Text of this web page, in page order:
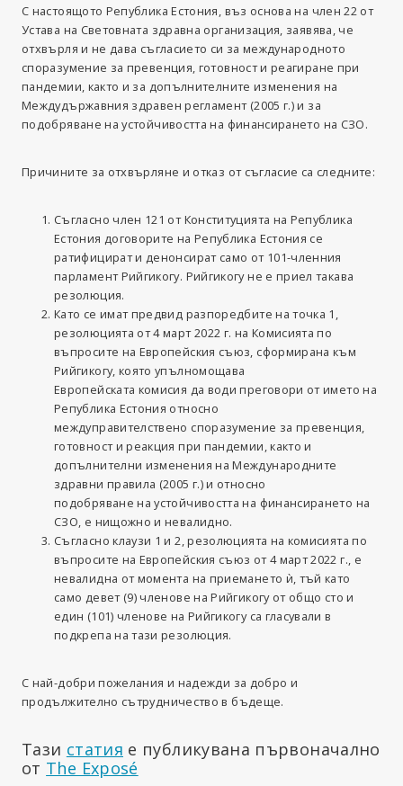
С настоящото Република Естония, въз основа на член 22 от
Устава на Световната здравна организация, заявява, че
отхвърля и не дава съгласието си за международното
споразумение за превенция, готовност и реагиране при
пандемии, както и за допълнителните изменения на
Междудържавния здравен регламент (2005 г.) и за
подобряване на устойчивостта на финансирането на СЗО.
Причините за отхвърляне и отказ от съгласие са следните:
Съгласно член 121 от Конституцията на Република
Естония договорите на Република Естония се
ратифицират и денонсират само от 101-членния
парламент Рийгикогу. Рийгикогу не е приел такава
резолюция.
Като се имат предвид разпоредбите на точка 1,
резолюцията от 4 март 2022 г. на Комисията по
въпросите на Европейския съюз, сформирана към
Рийгикогу, която упълномощава
Европейската комисия да води преговори от името на
Република Естония относно
междуправителствено споразумение за превенция,
готовност и реакция при пандемии, както и
допълнителни изменения на Международните
здравни правила (2005 г.) и относно
подобряване на устойчивостта на финансирането на
СЗО, е нищожно и невалидно.
Съгласно клаузи 1 и 2, резолюцията на комисията по
въпросите на Европейския съюз от 4 март 2022 г., е
невалидна от момента на приемането ѝ, тъй като
само девет (9) членове на Рийгикогу от общо сто и
един (101) членове на Рийгикогу са гласували в
подкрепа на тази резолюция.
С най-добри пожелания и надежди за добро и
продължително сътрудничество в бъдеще.
Тази статия е публикувана първоначално
от The Exposé